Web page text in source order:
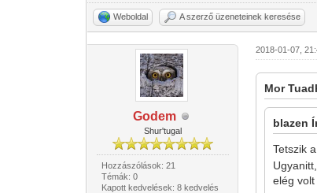
Weboldal A szerző üzeneteinek keresése
Godem
Shur'tugal
Hozzászólások: 21
Témák: 0
Kapott kedvelések: 8 kedvelés
2018-01-07,
Mor
blazen
Tetszik
elég